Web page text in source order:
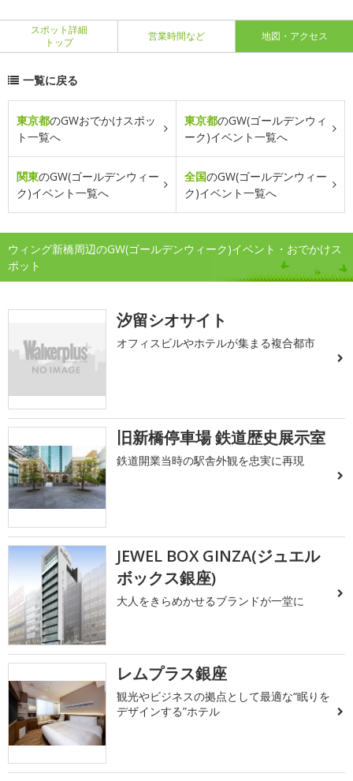
スポット詳細
トップ
営業時間など 地図・アクセス
一覧に戻る
東京都のGWおでかけスポッ
ト一覧へ
東京都のGW(ゴールデンウィ
ーク)イベント一覧へ
関東のGW(ゴールデンウィー
ク)イベント一覧へ
全国のGW(ゴールデンウィー
ク)イベント一覧へ
ウィング新橋周辺のGW(ゴールデンウィーク)イベント・おでかけス
ポット
汐留シオサイト
オフィスビルやホテルが集まる複合都市
旧新橋停車場 鉄道歴史展示室
鉄道開業当時の駅舎外観を忠実に再現
JEWEL BOX GINZA(ジュエル
ボックス銀座)
大人をきらめかせるブランドが一堂に
レムプラス銀座
観光やビジネスの拠点として最適な“眠りを
デザインする”ホテル